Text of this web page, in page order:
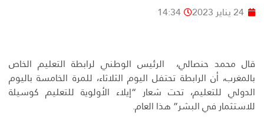
24 يناير 2023 14:34
قال محمد حنصالي، الرئيس الوطني لرابطة التعليم الخاص
بالمغرب، أن الرابطة تحتفل اليوم الثلاثاء، للمرة الخامسة باليوم
الدولي للتعليم، تحت شعار “إيلاء الأولوية للتعليم كوسيلة
للاستثمار في البشر” هذا العام.